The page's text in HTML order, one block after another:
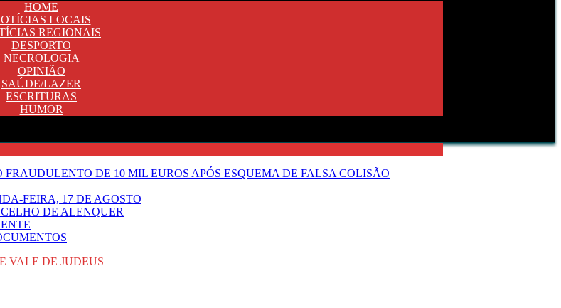
HOME
LOCAIS
REGIONAIS
DESPORTO
NECROLOGIA
OPINIÃO
SAÚDE/LAZER
ESCRITURAS
HUMOR
DE 10 MIL EUROS APÓS ESQUEMA DE FALSA COLISÃO
FEIRA, 17 DE AGOSTO
DE ALENQUER
VALE DE JUDEUS